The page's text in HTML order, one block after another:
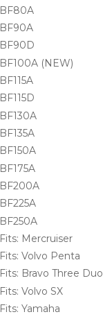
BF80A
BF90A
BF90D
BF100A (NEW)
BF115A
BF115D
BF130A
BF135A
BF150A
BF175A
BF200A
BF225A
BF250A
Fits: Mercruiser
Fits: Volvo Penta
Fits: Bravo Three Duo
Fits: Volvo SX
Fits: Yamaha